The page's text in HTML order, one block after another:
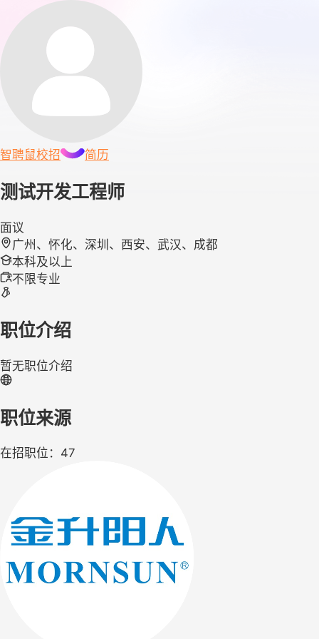
智聘鼠校招 简历
测试开发工程师
面议
广州、怀化、深圳、西安、武汉、成都
本科及以上
不限专业
职位介绍
暂无职位介绍
职位来源
在招职位：47